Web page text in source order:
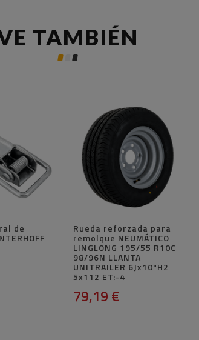
TAMBIÉN
de Rueda reforzada para
remolque NEUMÁTICO
LINGLONG 195/55 R10C
98/96N LLANTA
UNITRAILER 6Jx10"H2
5x112 ET:-4
79,19 €